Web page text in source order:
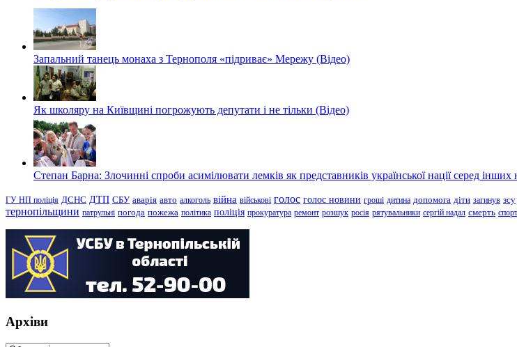
Запальний танець монаха з Тернополя «підриває» Мережу (Відео)
Як школяру на Київщині погрожують депутати і не тільки (Відео)
Степан Барна: Злочинні спроби асимілювати лемків як представників української нації серед інших
ГУ НП поліція ДСНС ДТП СБУ аварія авто алкоголь війна військові голос голос новини гроші дитина допомога діти загинув зсу
тернопільщини патрульні погода пожежа політика поліція прокуратура ремонт розшук росія рятувальники сергій надал смерть спорт
Архіви